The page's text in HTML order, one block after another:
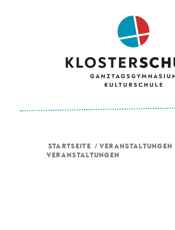
STARTSEITE / VERANSTALTUNGEN
VERANSTALTUNGEN